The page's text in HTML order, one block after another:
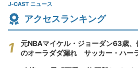
J-CAST ニュース
アクセスランキング
元NBAマイケル・ジョーダン63歳
のオーラダダ漏れ サッカー・ハー